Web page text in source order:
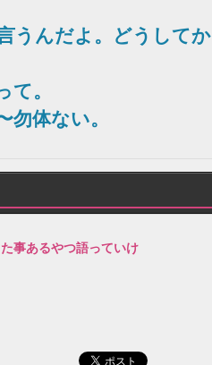
うんだよ。どうしてか
て。
体ない。
事あるやつ語っていけ